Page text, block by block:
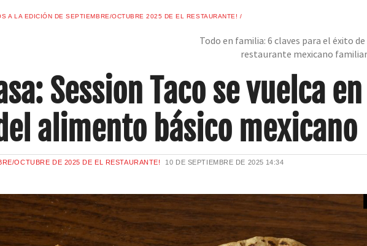
A LA EDICIÓN DE SEPTIEMBRE/OCTUBRE 2025 DE EL RESTAURANTE!
Todo en familia: 6 claves para el éxito
restaurante mexicano familiar
Session Taco se vuelca en
alimento básico mexicano
OCTUBRE DE 2025 DE EL RESTAURANTE! 10 DE SEPTIEMBRE DE 2025 14:34